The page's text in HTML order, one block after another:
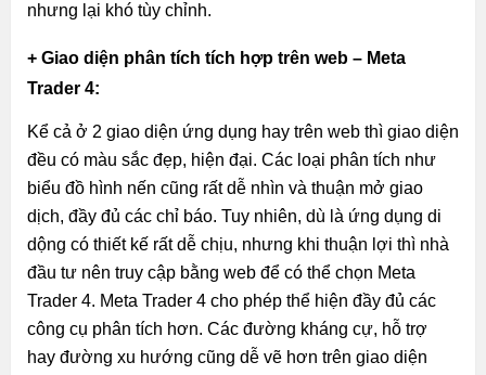
nhưng lại khó tùy chỉnh.
+ Giao diện phân tích tích hợp trên web – Meta
Trader 4:
Kể cả ở 2 giao diện ứng dụng hay trên web thì giao diện
đều có màu sắc đẹp, hiện đại. Các loại phân tích như
biểu đồ hình nến cũng rất dễ nhìn và thuận mở giao
dịch, đầy đủ các chỉ báo. Tuy nhiên, dù là ứng dụng di
dộng có thiết kế rất dễ chịu, nhưng khi thuận lợi thì nhà
đầu tư nên truy cập bằng web để có thể chọn Meta
Trader 4. Meta Trader 4 cho phép thể hiện đầy đủ các
công cụ phân tích hơn. Các đường kháng cự, hỗ trợ
hay đường xu hướng cũng dễ vẽ hơn trên giao diện